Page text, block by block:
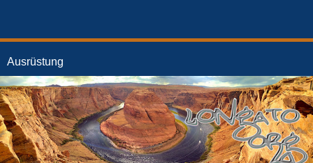
Ausrüstung